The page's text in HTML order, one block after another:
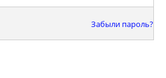
Забыли пароль?